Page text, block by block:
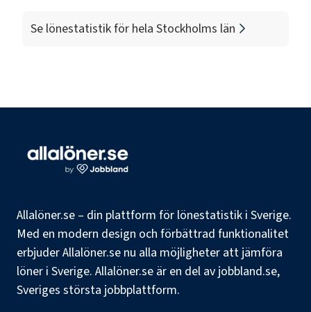
Se lönestatistik för hela Stockholms län
Allalöner.se – din plattform för lönestatistik i Sverige.
Med en modern design och förbättrad funktionalitet
erbjuder Allalöner.se nu alla möjligheter att jämföra
löner i Sverige. Allalöner.se är en del av jobbland.se,
Sveriges största jobbplattform.